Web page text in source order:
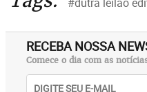
RECEBA NOSSA
Comece o dia com as